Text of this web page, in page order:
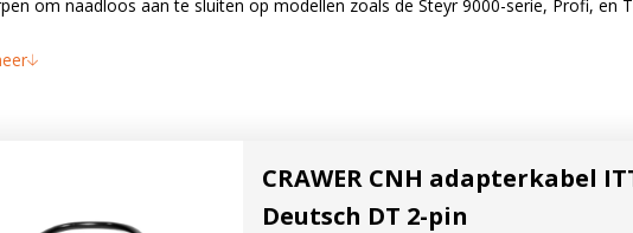
en
Selecteer het merk,
bekijk direct welke
om naadloos aan te sluiten op modellen zoals de Steyr 9000-serie, Profi, en
CRAWER CNH adapterkabel
Deutsch DT 2-pin